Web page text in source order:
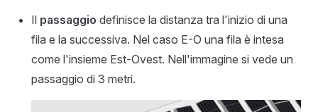
Il passaggio definisce la distanza tra l'inizio di una
fila e la successiva. Nel caso E-O una fila è intesa
come l'insieme Est-Ovest. Nell'immagine si vede un
passaggio di 3 metri.